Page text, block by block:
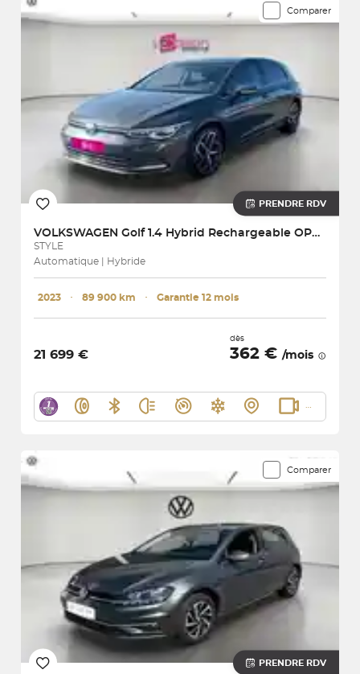
Comparer
PRENDRE RDV
VOLKSWAGEN Golf 1.4 Hybrid Rechargeable OPF 204 DSG6 Style
STYLE
Automatique | Hybride
2023 ･ 89 900 km ･ Garantie 12 mois
21 699 €
dès
362 € /mois
Comparer
PRENDRE RDV